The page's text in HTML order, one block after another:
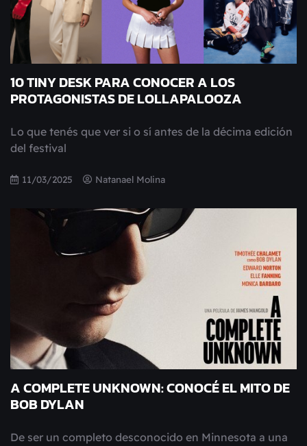
10 TINY DESK PARA CONOCER A LOS
PROTAGONISTAS DE LOLLAPALOOZA
Lo que tenés que ver si o sí antes de la décima edición
del festival
11/03/2025 Natanael Molina
A COMPLETE UNKNOWN: CONOCÉ EL MITO DE
BOB DYLAN
De ser un completo desconocido en Minnesota a una